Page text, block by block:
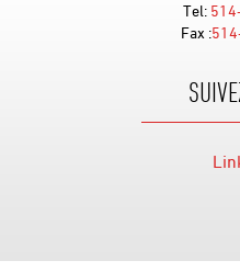
Tel:
Fax :